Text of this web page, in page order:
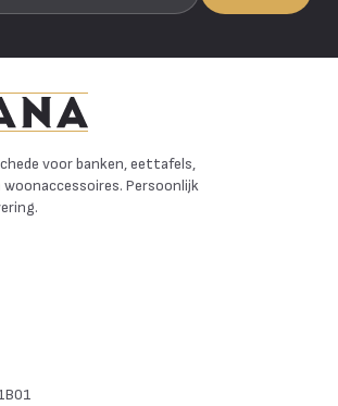
voor banken, eettafels,
Persoonlijk